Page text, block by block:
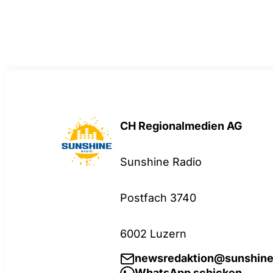
CH Regionalmedien AG
Sunshine Radio
Postfach 3740
6002 Luzern